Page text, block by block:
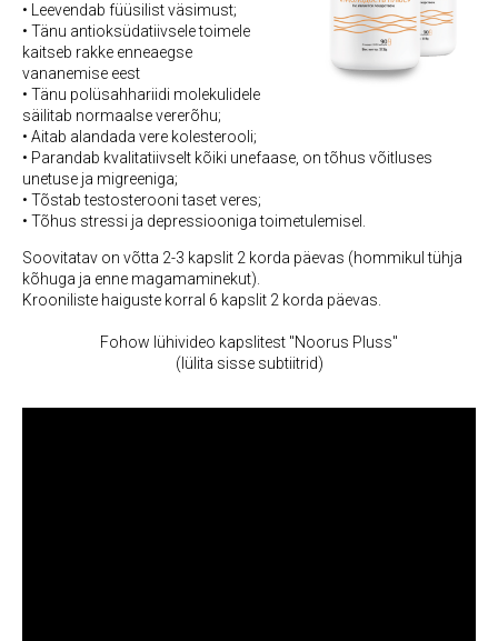
• Leevendab füüsilist väsimust;
• Tänu antioksüdatiivsele toimele
kaitseb rakke enneaegse
vananemise eest
• Tänu polüsahhariidi molekulidele
säilitab normaalse vererõhu;
• Aitab alandada vere kolesterooli;
• Parandab kvalitatiivselt kõiki unefaase, on tõhus võitluses
unetuse ja migreeniga;
• Tõstab testosterooni taset veres;
• Tõhus stressi ja depressiooniga toimetulemisel.
Soovitatav on võtta 2-3 kapslit 2 korda päevas (hommikul tühja
kõhuga ja enne magamaminekut).
Krooniliste haiguste korral 6 kapslit 2 korda päevas.
Fohow lühivideo kapslitest "Noorus Pluss"
(lülita sisse subtiitrid)